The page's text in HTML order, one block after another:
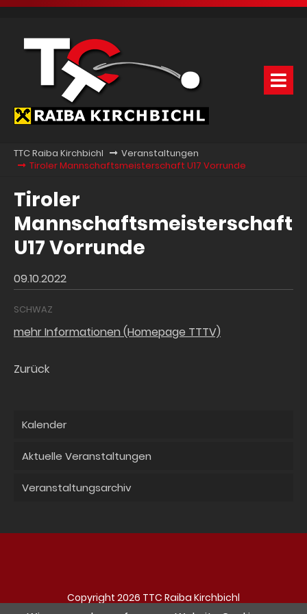
TTC Raiba Kirchbichl
Veranstaltungen
Tiroler Mannschaftsmeisterschaft U17 Vorrunde
Tiroler
Mannschaftsmeisterschaft
U17 Vorrunde
09.10.2022
SCHWAZ
mehr Informationen (Homepage TTTV)
Zurück
Kalender
Aktuelle Veranstaltungen
Veranstaltungsarchiv
Copyright 2026 TTC Raiba Kirchbichl